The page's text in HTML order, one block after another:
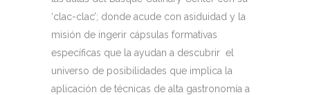
‘clac-clac’; donde acude con asiduidad y la
misión de ingerir cápsulas formativas
específicas que la ayudan a descubrir el
universo de posibilidades que implica la
aplicación de técnicas de alta gastronomía a